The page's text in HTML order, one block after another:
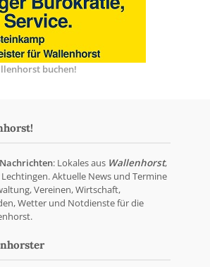
buchen!
: Lokales aus Wallenhorst,
Lechtingen. Aktuelle News und Termine
Vereinen, Wirtschaft,
Wetter und Notdienste für die